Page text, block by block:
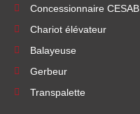
Concessionnaire CESAB
Chariot élévateur
Balayeuse
Gerbeur
Transpalette